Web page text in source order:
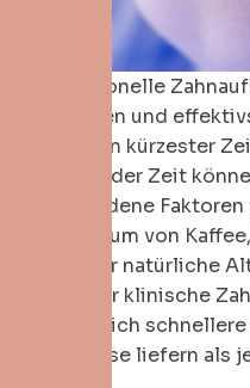
Professionelle
sichersten und
Lächeln in kürzester
Im Laufe der Zeit
verschiedene
der Konsum von
sowie der natürliche
bieten wir klinische
die deutlich
Ergebnisse liefern als